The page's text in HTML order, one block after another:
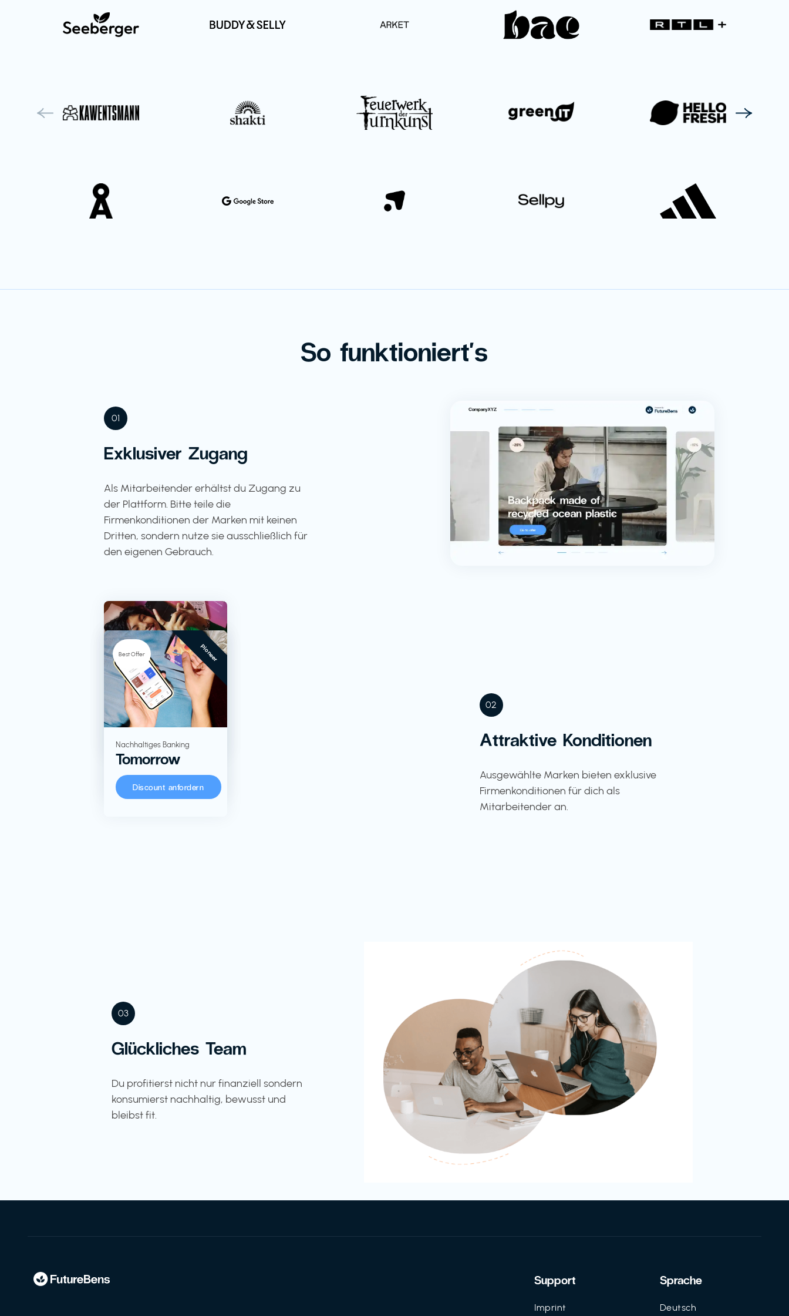
So funktioniert's
01
Exklusiver Zugang
Als Mitarbeitender erhältst du Zugang zu
der Plattform. Bitte teile die
Firmenkonditionen der Marken mit keinen
Dritten, sondern nutze sie ausschließlich für
den eigenen Gebrauch.
02
Attraktive Konditionen
Ausgewählte Marken bieten exklusive
Firmenkonditionen für dich als
Mitarbeitender an.
TV + Streaming
RTL+
-5%
Lebensmittel in
Großverpackungen
KoRo
Best Offer Pioneer
Nachhaltiges Banking
Tomorrow
Discount anfordern
03
Glückliches Team
Du profitierst nicht nur finanziell sondern
konsumierst nachhaltig, bewusst und
bleibst fit.
Support
Imprint
Sprache
Deutsch